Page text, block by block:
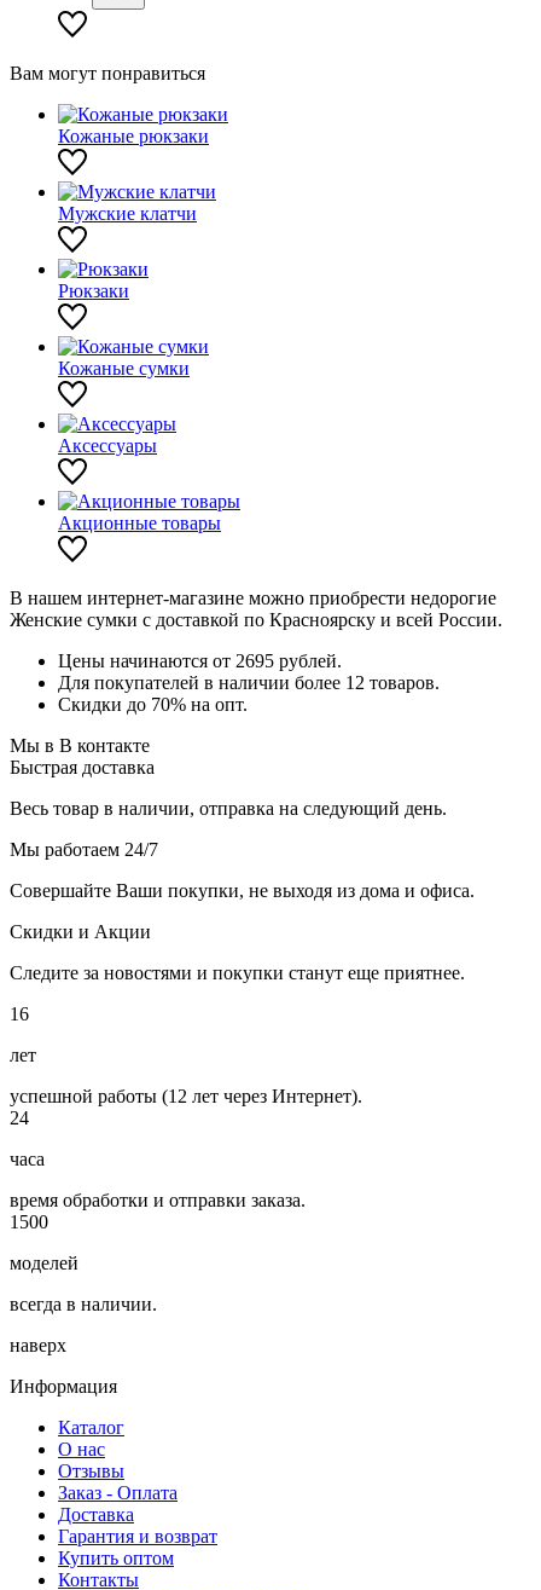
Вам могут понравиться
Кожаные рюкзаки
Мужские клатчи
Рюкзаки
Кожаные сумки
Аксессуары
Акционные товары
В нашем интернет-магазине можно приобрести недорогие
Женские сумки с доставкой по Красноярску и всей России.
Цены начинаются от 2695 рублей.
Для покупателей в наличии более 12 товаров.
Скидки до 70% на опт.
Мы в В контакте
Быстрая доставка
Весь товар в наличии, отправка на следующий день.
Мы работаем 24/7
Совершайте Ваши покупки, не выходя из дома и офиса.
Скидки и Акции
Следите за новостями и покупки станут еще приятнее.
16
лет
успешной работы (12 лет через Интернет).
24
часа
время обработки и отправки заказа.
1500
моделей
всегда в наличии.
наверх
Информация
Каталог
О нас
Отзывы
Заказ - Оплата
Доставка
Гарантия и возврат
Купить оптом
Контакты